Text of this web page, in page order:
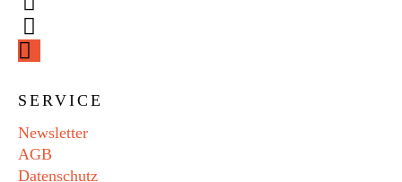
SERVICE
Newsletter
AGB
Datenschutz